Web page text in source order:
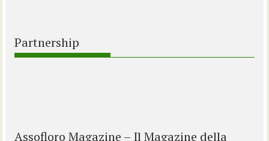
Partnership
Assofloro Magazine – Il Magazine della